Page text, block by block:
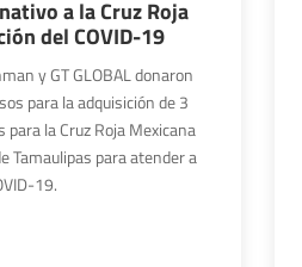
a la Cruz Roja
del COVID-19
y GT GLOBAL donaron
para la adquisición de 3
la Cruz Roja Mexicana
Tamaulipas para atender a
19.